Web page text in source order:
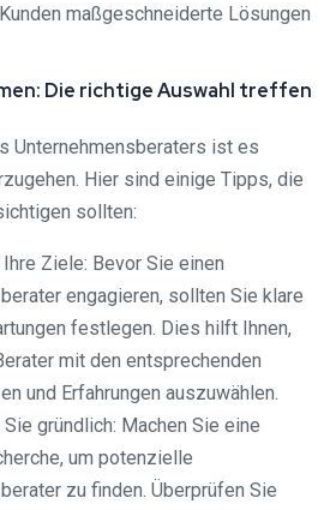
maßgeschneiderte Lösungen
Die richtige Auswahl treffen
Unternehmensberaters ist es
Hier sind einige Tipps, die
sollten:
Ziele: Bevor Sie einen
engagieren, sollten Sie klare
festlegen. Dies hilft Ihnen,
mit den entsprechenden
und Erfahrungen auszuwählen.
gründlich: Machen Sie eine
um potenzielle
zu finden. Überprüfen Sie